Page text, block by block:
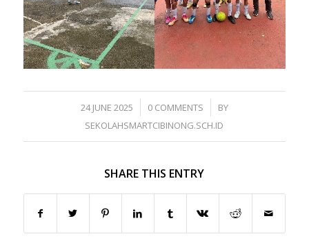
24 JUNE 2025
/ 0 COMMENTS
/
BY
SEKOLAHSMARTCIBINONG.SCH.ID
SHARE THIS ENTRY